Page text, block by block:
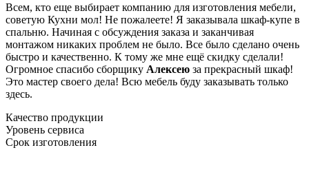
Всем, кто еще выбирает компанию для изготовления мебели,
советую Кухни мол! Не пожалеете! Я заказывала шкаф-купе в
спальню. Начиная с обсуждения заказа и заканчивая
монтажом никаких проблем не было. Все было сделано очень
быстро и качественно. К тому же мне ещё скидку сделали!
Огромное спасибо сборщику Алексею за прекрасный шкаф!
Это мастер своего дела! Всю мебель буду заказывать только
здесь.
Качество продукции
Уровень сервиса
Срок изготовления